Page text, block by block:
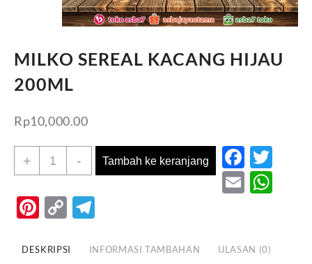
MILKO SEREAL KACANG HIJAU
200ML
Rp10,000.00
+
Kuantitas
MILKO
KACANG
- Tambah ke keranjang
Email
Pinterest
Copy
DESKRIPSI INFORMASI TAMBAHAN ULASAN (0)